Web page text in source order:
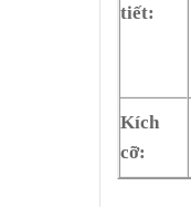
tiết:
Kích
cỡ: